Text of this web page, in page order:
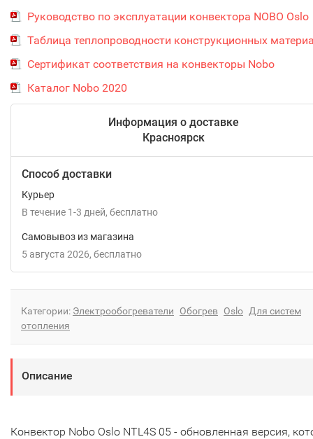
Руководство по эксплуатации конвектора NOBO Oslo
Таблица теплопроводности конструкционных
Сертификат соответствия на конвекторы Nobo
Каталог Nobo 2020
Информация о доставке
Красноярск
Способ доставки
Курьер
В течение 1-3 дней Бесплатно
Самовывоз из магазина
5 августа 2026
Бесплатно
Категории: Электрообогреватели Обогрев Oslo Для систем
отопления
Описание
Конвектор Nobo Oslo NTL4S 05 - обновленная версия,